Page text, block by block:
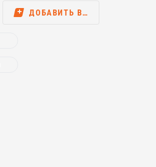
ДОБАВИТЬ В…